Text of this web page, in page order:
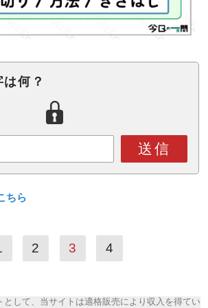
何？
送信
ちら
2 3 4
として、当サイトは適格販売により収入を得てい